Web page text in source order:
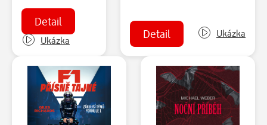
Detail
Ukázka Detail Ukázka